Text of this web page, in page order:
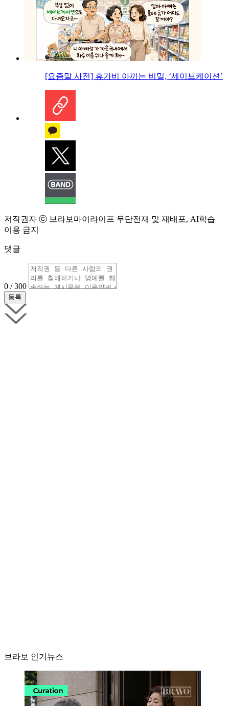
[요즘말 사전] 휴가비 아끼는 비밀, ‘세이브케이션’
저작권자 ⓒ 브라보마이라이프 무단전재 및 재배포, AI학습
이용 금지
댓글
0 / 300
브라보 인기뉴스